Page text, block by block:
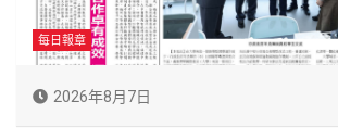
每日報章
2026年8月7日